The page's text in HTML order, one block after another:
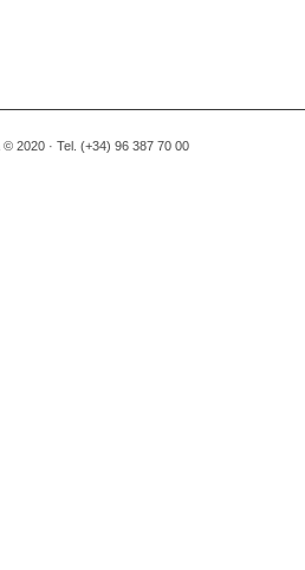
2020 · Tel. (+34) 96 387 70 00